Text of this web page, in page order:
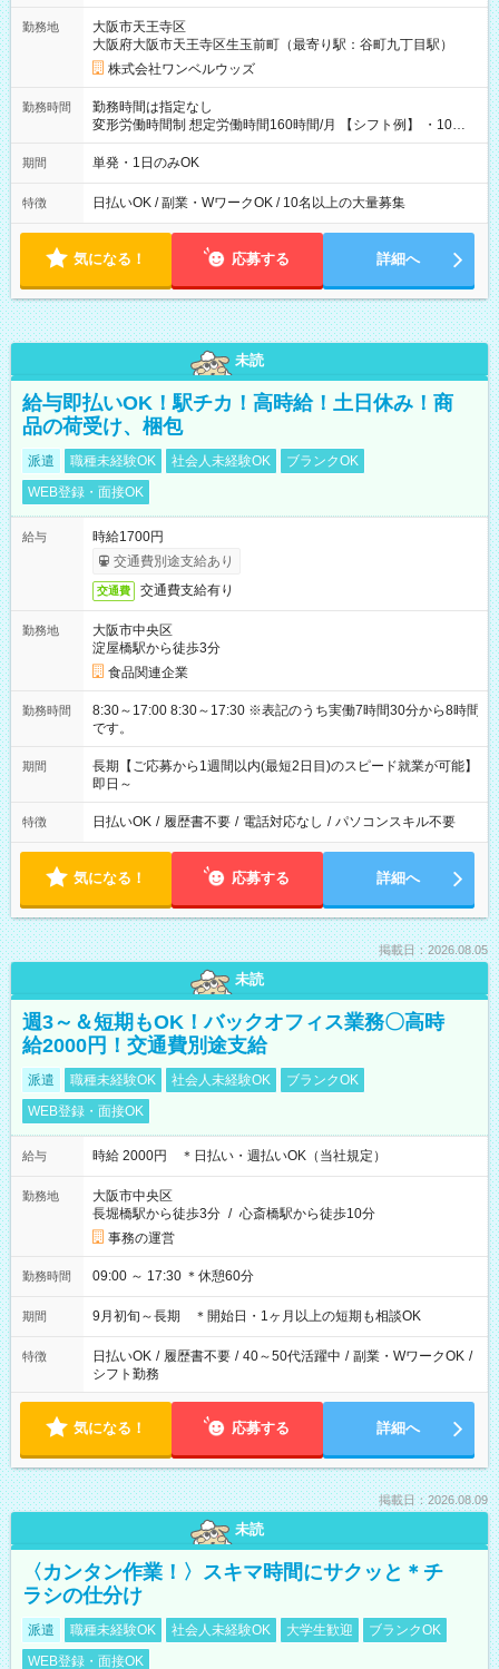
勤務地
大阪市天王寺区
大阪府大阪市天王寺区生玉前町（最寄り駅：谷町九丁目駅）
株式会社ワンベルウッズ
勤務時間
勤務時間は指定なし
変形労働時間制 想定労働時間160時間/月 【シフト例】 ・10：
00～20：00
期間 単発・1日のみOK
特徴 日払いOK / 副業・WワークOK / 10名以上の大量募集
気になる！ 応募する 詳細へ
未読
給与即払いOK！駅チカ！高時給！土日休み！商
品の荷受け、梱包
派遣 職種未経験OK 社会人未経験OK
ブランクOK
WEB登録・面接OK
給与
時給1700円
交通費別途支給あり
交通費 交通費支給有り
勤務地
大阪市中央区
淀屋橋駅から徒歩3分
食品関連企業
勤務時間
8:30～17:00 8:30～17:30 ※表記のうち実働7時間30分から8時間
です。
期間
長期【ご応募から1週間以内(最短2日目)のスピード就業が可能】
即日～
特徴 日払いOK / 履歴書不要 / 電話対応なし / パソコンスキル不要
気になる！ 応募する 詳細へ
掲載日：2026.08.05
未読
週3～＆短期もOK！バックオフィス業務〇高時
給2000円！交通費別途支給
派遣 職種未経験OK 社会人未経験OK
ブランクOK
WEB登録・面接OK
給与 時給 2000円 ＊日払い・週払いOK（当社規定）
勤務地
大阪市中央区
長堀橋駅から徒歩3分 / 心斎橋駅から徒歩10分
事務の運営
勤務時間 09:00 ～ 17:30 ＊休憩60分
期間 9月初旬～長期 ＊開始日・1ヶ月以上の短期も相談OK
特徴 日払いOK / 履歴書不要 / 40～50代活躍中 / 副業・WワークOK /
シフト勤務
気になる！ 応募する 詳細へ
掲載日：2026.08.09
未読
〈カンタン作業！〉スキマ時間にサクッと＊チ
ラシの仕分け
派遣 職種未経験OK 社会人未経験OK 大学生歓迎
ブランクOK
WEB登録・面接OK